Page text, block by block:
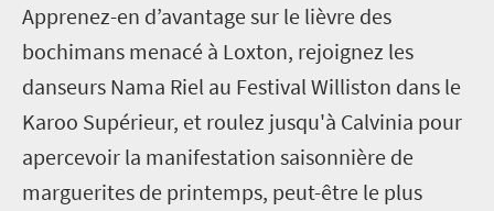
Apprenez-en d’avantage sur le lièvre des
bochimans menacé à Loxton, rejoignez les
danseurs Nama Riel au Festival Williston dans le
Karoo Supérieur, et roulez jusqu'à Calvinia pour
apercevoir la manifestation saisonnière de
marguerites de printemps, peut-être le plus